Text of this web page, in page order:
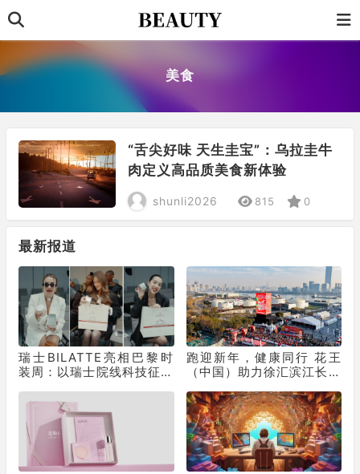
美食
“舌尖好味 天生圭宝”：乌拉圭牛
肉定义高品质美食新体验
shunli2026 815 0
最新报道
瑞士BILATTE亮相巴黎时
装周：以瑞士院线科技征服
挚荐
跑迎新年，健康同行 花王
（中国）助力徐汇滨江长跑